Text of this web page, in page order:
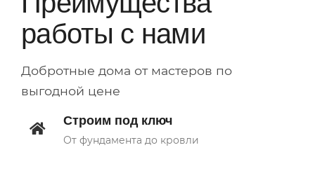
работы с нами
Добротные дома от мастеров по
выгодной цене
Строим под ключ
От фундамента до кровли